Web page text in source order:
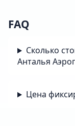
FAQ
Сколько
Анталья
Цена